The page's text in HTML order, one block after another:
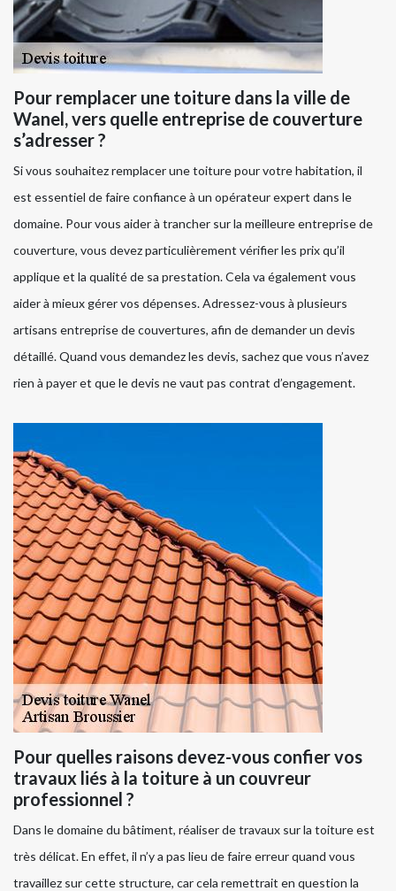
Pour remplacer une toiture dans la ville de
Wanel, vers quelle entreprise de couverture
s’adresser ?
Si vous souhaitez remplacer une toiture pour votre habitation, il
est essentiel de faire confiance à un opérateur expert dans le
domaine. Pour vous aider à trancher sur la meilleure entreprise de
couverture, vous devez particulièrement vérifier les prix qu’il
applique et la qualité de sa prestation. Cela va également vous
aider à mieux gérer vos dépenses. Adressez-vous à plusieurs
artisans entreprise de couvertures, afin de demander un devis
détaillé. Quand vous demandez les devis, sachez que vous n’avez
rien à payer et que le devis ne vaut pas contrat d’engagement.
Pour quelles raisons devez-vous confier vos
travaux liés à la toiture à un couvreur
professionnel ?
Dans le domaine du bâtiment, réaliser de travaux sur la toiture est
très délicat. En effet, il n’y a pas lieu de faire erreur quand vous
travaillez sur cette structure, car cela remettrait en question la